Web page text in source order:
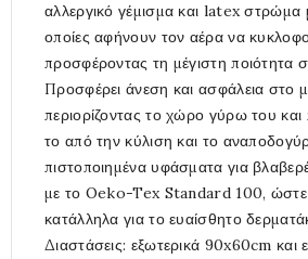
αλλεργικό γέμισμα και latex στρώμα
οποίες αφήνουν τον αέρα να
προσφέροντας τη μέγιστη ποιότητα
Προσφέρει άνεση και ασφάλεια στο
περιορίζοντας το χώρο γύρω του και
το από την κύλιση και το
πιστοποιημένα υφάσματα για
με το Oeko-Tex Standard 100, ώστε
κατάλληλα για το ευαίσθητο
Διαστάσεις: εξωτερικά 90x60cm και